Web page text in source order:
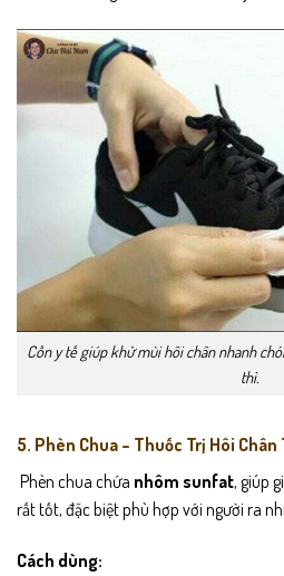
Cồn y tế giúp khử mùi hôi chân nhanh
thì.
5. Phèn Chua – Thuốc Trị Hôi
Phèn chua chứa nhôm sunfat, giúp
rất tốt, đặc biệt phù hợp với người ra
Cách dùng: